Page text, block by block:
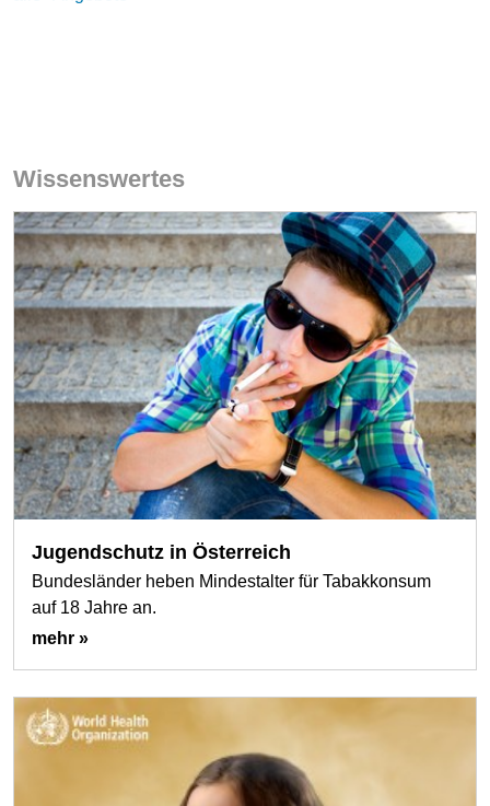
Wissenswertes
Jugendschutz in Österreich
Bundesländer heben Mindestalter für Tabakkonsum
auf 18 Jahre an.
mehr »